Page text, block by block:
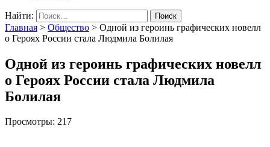
Найти:
Главная > Общество > Одной из героинь графических новелл
о Героях России стала Людмила Болилая
Одной из героинь графических новелл
о Героях России стала Людмила
Болилая
Просмотры: 217